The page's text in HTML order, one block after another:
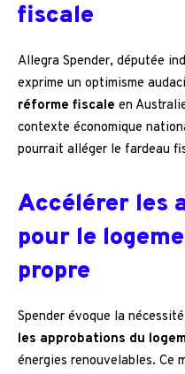
fiscale
Allegra Spender, députée
exprime un optimisme
réforme fiscale en
contexte économique
pourrait alléger le fardeau
Accélérer les
pour le
propre
Spender évoque la
les approbations du
énergies renouvelables. Ce